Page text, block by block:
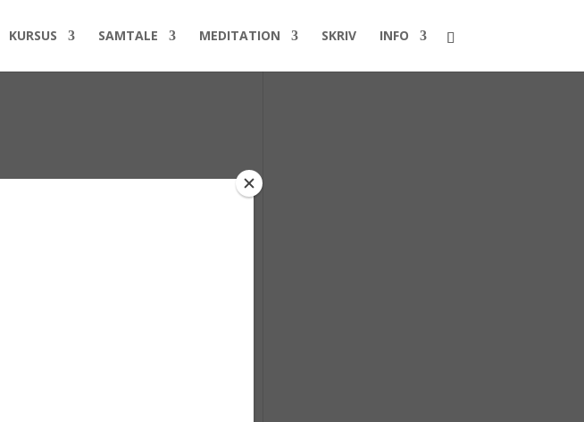
KURSUS SAMTALE MEDITATION SKRIV INFO